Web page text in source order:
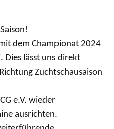
dem Championat 2024
Dies lässt uns direkt
Zuchtschausaison
e.V. wieder
ausrichten.